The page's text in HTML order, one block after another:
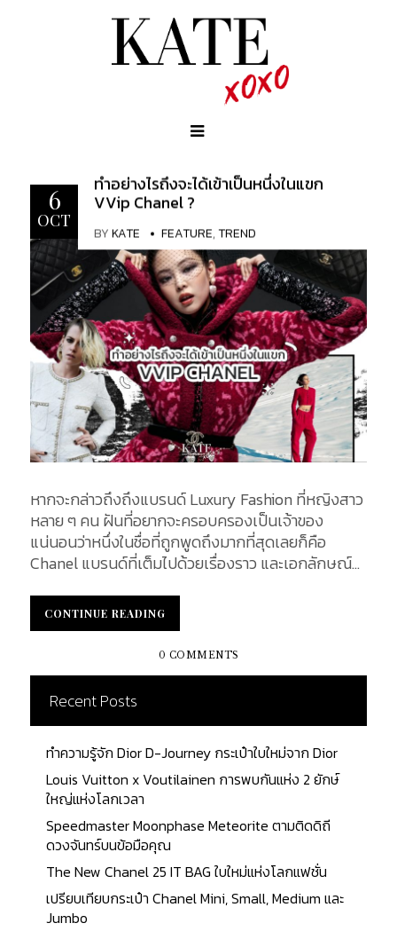
6
OCT
ทำอย่างไรถึงจะได้เข้าเป็นหนึ่งในแขก
VVip Chanel ?
BYKATE FEATURE, TREND
หากจะกล่าวถึงถึงแบรนด์ Luxury Fashion ที่หญิงสาว
หลาย ๆ คน ฝันที่อยากจะครอบครองเป็นเจ้าของ
แน่นอนว่าหนึ่งในชื่อที่ถูกพูดถึงมากที่สุดเลยก็คือ
Chanel แบรนด์ที่เต็มไปด้วยเรื่องราว และเอกลักษณ์ที่
เราได้ไปล้วงลับข้อมูลจาก SA ของ Chanel มาว่า ต้อง
ทำอย่างไรถึงจะได้เข้าเป็นหนึ่งในแขก VVIP Chanel
พร้อมแจ้งถึงสิทธิพิเศษต่าง ๆ มากมายที่บรรดาแขก
VVIP จะได้รับ About Chanel Chanel แบรนด์เก่าแก่
สัญชาติฝรั่งเศส ถูกก่อตั้งขึ้นเมื่อปี ค.ศ. 1910 โดย กาเบ
รียล บอนเนอร์ ชาแนล (Gabrielle Bonheur Chanel)
เธอยังได้ชื่อว่าเป็นนักปฏิวัติการแต่งกายของสุภาพสตรี
ในช่วงปี ค.ศ. 1917 ไอเทมที่สร้างชื่อให้กับแบรนด์นั่นก็
คือ กระเป๋า Chanel 2.55 ที่ได้รับความนิยมอย่าง
ล้นหลาม และยังเป็นจุดเปลี่ยนทางธุรกิจที่ทำให้ Chanel
กลายมาเป็นแบรนด์สินค้าหรูหราชั้นนำระดับโลกจนถึง
ปัจจุบัน Very Important Client ทำอย่างไรถึงจะได้เป็น
แขก VVIP Chanel ? สำหรับกลุ่มลูกค้าคนสำคัญหรือที่
หลาย ๆ คนมักจะชินกับคำว่า VVIP ที่ย่อมาจาก Very
Very Important Person เป็นกลุ่มลูกค้าได้รับการดูแล
เป็นพิเศษ และได้รับการปฏิบัติแตกต่างจากลูกค้าทั่ว ๆ
CONTINUE READING
CONTINUE READING
0 COMMENTS
Recent Posts
ทำความรู้จัก Dior D-Journey กระเป๋าใบใหม่จาก Dior
Louis Vuitton x Voutilainen การพบกันแห่ง 2 ยักษ์
ใหญ่แห่งโลกเวลา
Speedmaster Moonphase Meteorite ตามติดดิถี
ดวงจันทร์บนข้อมือคุณ
The New Chanel 25 IT BAG ใบใหม่แห่งโลกแฟชั่น
เปรียบเทียบกระเป๋า Chanel Mini, Small, Medium และ
Jumbo